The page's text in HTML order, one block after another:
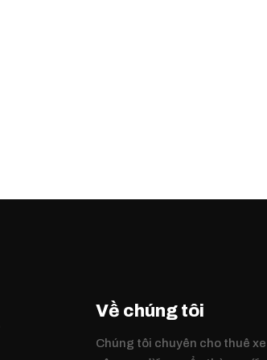
Về chúng tôi
Chúng tôi chuyên cho thuê